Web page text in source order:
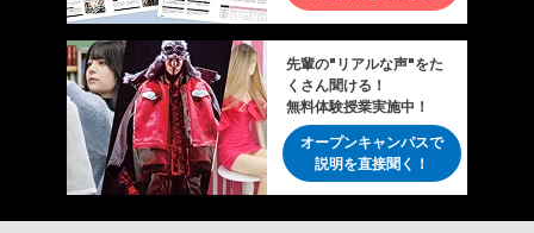
先輩の"リアルな声"をた
くさん聞ける！
無料体験授業実施中！
オープンキャンパスで
説明を直接聞く！